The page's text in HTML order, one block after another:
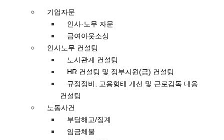
기업자문
인사·노무 자문
급여아웃소싱
인사노무 컨설팅
노사관계 컨설팅
HR 컨설팅 및 정부지원(금) 컨설팅
규정정비, 고용형태 개선 및 근로감독 대응
컨설팅
노동사건
부당해고/징계
임금체불